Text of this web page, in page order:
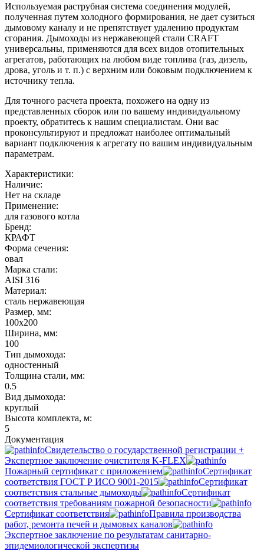
Используемая раструбная система соединения модулей,
полученная путем холодного формирования, не дает сузиться
дымовому каналу и не препятствует удалению продуктам
сгорания. Дымоходы из нержавеющей стали CRAFT
универсальны, применяются для всех видов отопительных
агрегатов, работающих на любом виде топлива (газ, дизель,
дрова, уголь и т. п.) с верхним или боковым подключением к
источнику тепла.
Для точного расчета проекта, похожего на одну из
представленных сборок или по вашему индивидуальному
проекту, обратитесь к нашим специалистам. Они вас
проконсультируют и предложат наиболее оптимальный
вариант подключения к агрегату по вашим индивидуальным
параметрам.
Характеристики:
Наличие:
Нет на складе
Применение:
для газового котла
Бренд:
КРАФТ
Форма сечения:
овал
Марка стали:
AISI 316
Материал:
сталь нержавеющая
Размер, мм:
100х200
Ширина, мм:
100
Тип дымохода:
одностенный
Толщина стали, мм:
0.5
Вид дымохода:
круглый
Высота комплекта, м:
5
Документация
Свидетельство о государственной регистрации +
Экспертное заключение очистителя K-FLEX
Пожарный сертификат с приложением
Сертификат
соответствия ГОСТ Р ИСО 9001-2015
Сертификат
соответствия стальные дымоходы
Сертификат
соответствия требованиям пожарной безопасности
Сертификат соответствия
Правила производства
работ, ремонта печей и дымовых каналов
Экспертное заключение по результатам санитарно-
эпидемиологической экспертизы